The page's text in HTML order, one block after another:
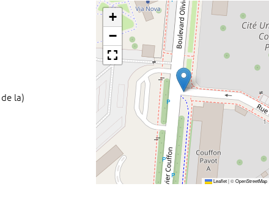
la)
+
−
Leaflet|©OpenStreetMap